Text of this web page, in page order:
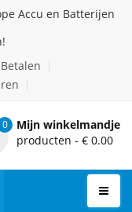
Accu en Batterijen
0
Mijn winkelmandje
producten - € 0.00